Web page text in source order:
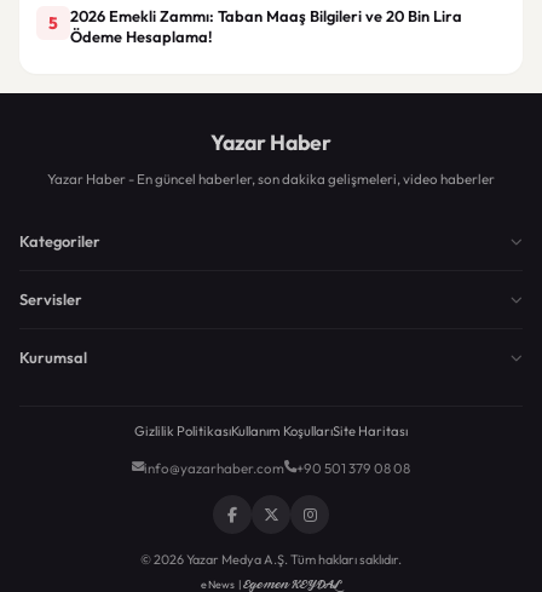
5
2026 Emekli Zammı: Taban Maaş Bilgileri ve 20 Bin Lira
Ödeme Hesaplama!
Yazar Haber
Yazar Haber - En güncel haberler, son dakika gelişmeleri, video haberler
Kategoriler
Servisler
Kurumsal
Gizlilik PolitikasıKullanım KoşullarıSite Haritası
info@yazarhaber.com +90 501 379 08 08
© 2026 Yazar Medya A.Ş. Tüm hakları saklıdır.
eNews |Egemen KEYDAL